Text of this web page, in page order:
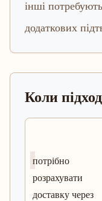
інші
додаткових
Коли
потрібно
розрахувати
доставку через